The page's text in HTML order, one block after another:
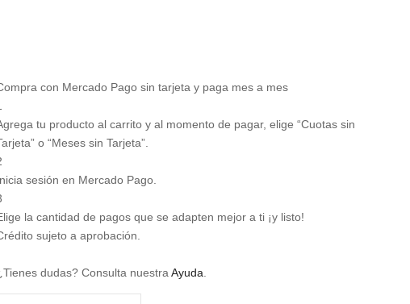
con Mercado Pago sin tarjeta y paga mes a mes
tu producto al carrito y al momento de pagar, elige “Cuotas sin
o “Meses sin Tarjeta”.
sesión en Mercado Pago.
la cantidad de pagos que se adapten mejor a ti ¡y listo!
sujeto a aprobación.
dudas? Consulta nuestraAyuda